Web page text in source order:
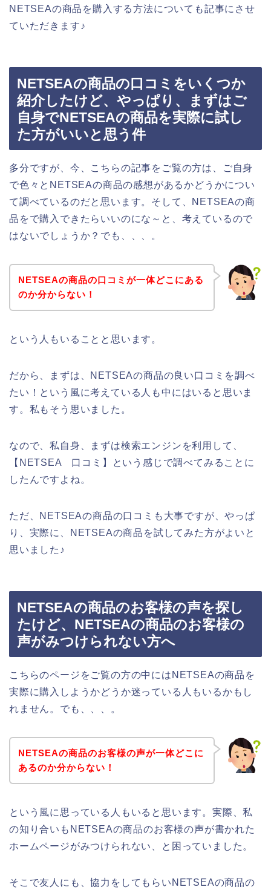
NETSEAの商品を購入する方法についても記事にさせ
ていただきます♪
NETSEAの商品の口コミをいくつか
紹介したけど、やっぱり、まずはご
自身でNETSEAの商品を実際に試し
た方がいいと思う件
多分ですが、今、こちらの記事をご覧の方は、ご自身
で色々とNETSEAの商品の感想があるかどうかについ
て調べているのだと思います。そして、NETSEAの商
品をで購入できたらいいのにな～と、考えているので
はないでしょうか？でも、、、。
NETSEAの商品の口コミが一体どこにある
のか分からない！
という人もいることと思います。
だから、まずは、NETSEAの商品の良い口コミを調べ
たい！という風に考えている人も中にはいると思いま
す。私もそう思いました。
なので、私自身、まずは検索エンジンを利用して、
【NETSEA 口コミ】という感じで調べてみることに
したんですよね。
ただ、NETSEAの商品の口コミも大事ですが、やっぱ
り、実際に、NETSEAの商品を試してみた方がよいと
思いました♪
NETSEAの商品のお客様の声を探し
たけど、NETSEAの商品のお客様の
声がみつけられない方へ
こちらのページをご覧の方の中にはNETSEAの商品を
実際に購入しようかどうか迷っている人もいるかもし
れません。でも、、、。
NETSEAの商品のお客様の声が一体どこに
あるのか分からない！
という風に思っている人もいると思います。実際、私
の知り合いもNETSEAの商品のお客様の声が書かれた
ホームページがみつけられない、と困っていました。
そこで友人にも、協力をしてもらいNETSEAの商品の